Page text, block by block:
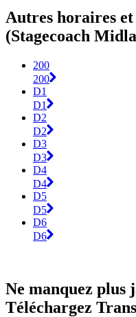
Autres horaires et
(Stagecoach
200
200
D1
D1
D2
D2
D3
D3
D4
D4
D5
D5
D6
D6
Ne manquez plus
Téléchargez